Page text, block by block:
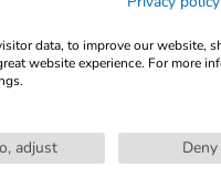
You're Just In
version]
6,99 €*
Für:
data, to improve our website,
website experience. For more
adjust Deny